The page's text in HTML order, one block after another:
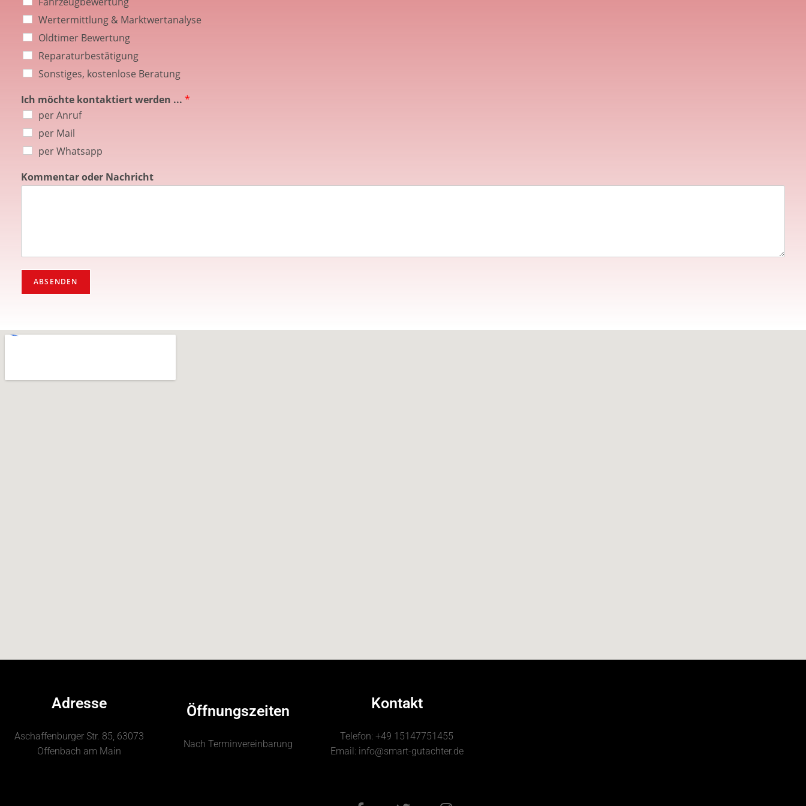
Wertermittlung & Marktwertanalyse
Oldtimer Bewertung
Reparaturbestätigung
Sonstiges, kostenlose Beratung
Ich möchte kontaktiert werden ... *
per Anruf
per Mail
per Whatsapp
Kommentar oder Nachricht
ABSENDEN
Adresse
Aschaffenburger Str. 85, 63073
Offenbach am Main
Öffnungszeiten
Nach Terminvereinbarung
Kontakt
Telefon: +49 15147751455
Email: info@smart-gutachter.de